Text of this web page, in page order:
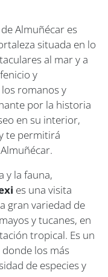
Almuñécar es
situada en lo
al mar y a
y
romanos y
por la historia
en su interior,
te permitirá
y la fauna,
es una visita
gran variedad de
y tucanes, en
tropical. Es un
los más
de especies y